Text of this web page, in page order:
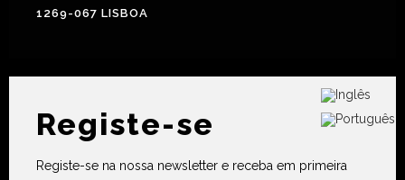
1269-067 LISBOA
Registe-se
Registe-se na nossa newsletter e receba em primeira